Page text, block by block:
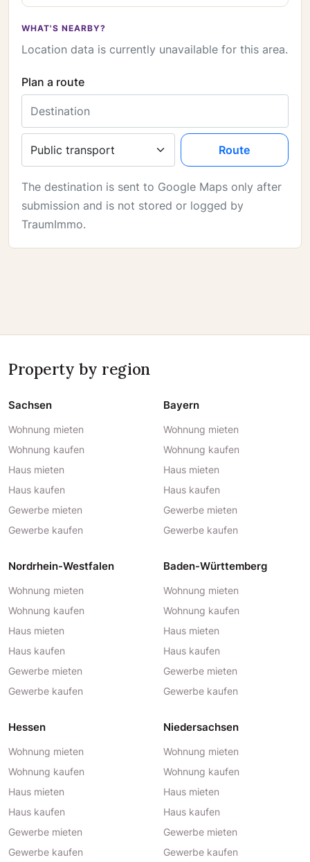
WHAT'S NEARBY?
Location data is currently unavailable for this area.
Plan a route
Route
The destination is sent to Google Maps only after
submission and is not stored or logged by
TraumImmo.
Property by region
Sachsen
Wohnung mieten
Wohnung kaufen
Haus mieten
Haus kaufen
Gewerbe mieten
Gewerbe kaufen
Bayern
Wohnung mieten
Wohnung kaufen
Haus mieten
Haus kaufen
Gewerbe mieten
Gewerbe kaufen
Nordrhein-Westfalen
Wohnung mieten
Wohnung kaufen
Haus mieten
Haus kaufen
Gewerbe mieten
Gewerbe kaufen
Baden-Württemberg
Wohnung mieten
Wohnung kaufen
Haus mieten
Haus kaufen
Gewerbe mieten
Gewerbe kaufen
Hessen
Wohnung mieten
Wohnung kaufen
Haus mieten
Haus kaufen
Gewerbe mieten
Gewerbe kaufen
Niedersachsen
Wohnung mieten
Wohnung kaufen
Haus mieten
Haus kaufen
Gewerbe mieten
Gewerbe kaufen